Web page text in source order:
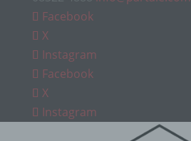
Facebook
X
Instagram
Facebook
X
Instagram